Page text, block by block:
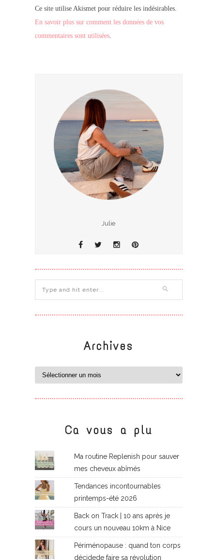
Ce site utilise Akismet pour réduire les indésirables.
En savoir plus sur comment les données de vos
commentaires sont utilisées.
Julie
Archives
Ca vous a plu
Ma routine Replenish pour sauver
mes cheveux abîmés
Tendances incontournables
printemps-été 2026
Back on Track | 10 ans après je
cours un nouveau 10km à Nice
Périménopause : quand ton corps
décidede faire sa révolution